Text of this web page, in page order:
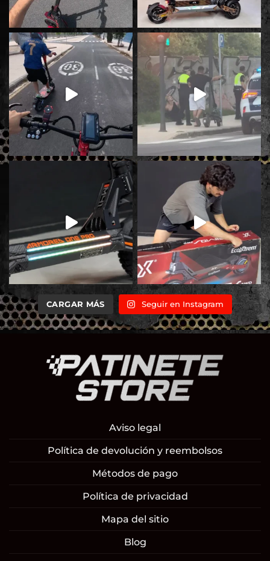
CARGAR MÁS Seguir en Instagram
Aviso legal
Política de devolución y reembolsos
Métodos de pago
Política de privacidad
Mapa del sitio
Blog